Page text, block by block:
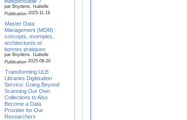
par Boydens, Isabelle
Publication2025-11-19
Master Data
Management (MDM) :
concepts, exemples,
architectures et
bonnes pratiques
par Boydens, Isabelle
Publication2025-08-20
Transforming ULB
Libraries Digitisation
Service: Going Beyond
Scanning Our Own
Collections to Also
Become a Data
Provider for Our
Researchers